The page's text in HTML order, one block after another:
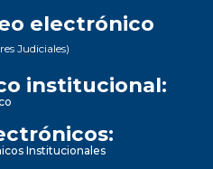
electrónico
Judiciales)
institucional:
Institucionales